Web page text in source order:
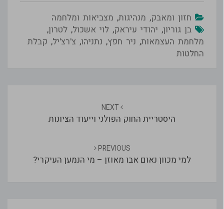
חזון ומאבק, מנהיגות, מצביאות ומלחמה
בן גוריון, יהודי עיראק, לוי אשכול, לטרון,
מלחמת העצמאות, ניר חפץ, נתניהו, צ'רצ'יל, קבלת
החלטות
NEXT
היסטריית החוק הפולני וייעוד הציונות
PREVIOUS
למי מכוון נאום אבו מאוזן – מי הנמען העיקרי?